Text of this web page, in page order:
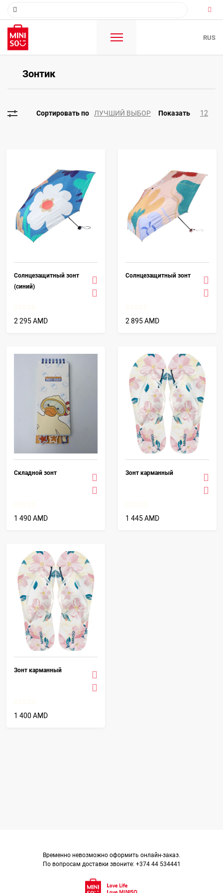
RUS
Зонтик
ЛУЧШИЙ ВЫБОР 12
Солнцезащитный зонт
(синий)
2 295 AMD
Солнцезащитный зонт
2 895 AMD
Складной зонт
1 490 AMD
Зонт карманный
1 445 AMD
Зонт карманный
1 400 AMD
Временно невозможно оформить онлайн-заказ.
По вопросам доставки звоните: +374 44 534441